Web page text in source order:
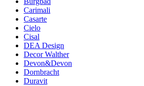
Carimali
Casarte
Cielo
Cisal
DEA Design
Decor Walther
Devon&Devon
Dornbracht
Duravit